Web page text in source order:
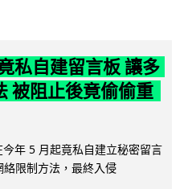
私自建留言板 讓多
被阻止後竟偷偷重
年 5 月起竟私自建立秘密留言
限制方法，最終入侵